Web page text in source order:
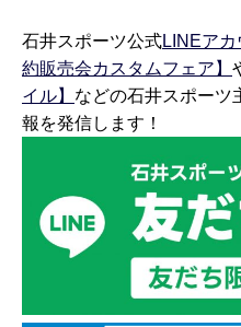
石井スポーツ公式LINEアカ
約販売会カスタムフェア】
イル】 などの石井スポーツ
報を発信します！